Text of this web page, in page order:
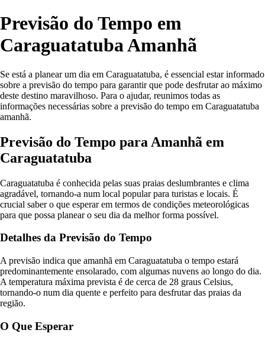
Previsão do Tempo em
Caraguatatuba Amanhã
Se está a planear um dia em Caraguatatuba, é essencial estar informado
sobre a previsão do tempo para garantir que pode desfrutar ao máximo
deste destino maravilhoso. Para o ajudar, reunimos todas as
informações necessárias sobre a previsão do tempo em Caraguatatuba
amanhã.
Previsão do Tempo para Amanhã em
Caraguatatuba
Caraguatatuba é conhecida pelas suas praias deslumbrantes e clima
agradável, tornando-a num local popular para turistas e locais. É
crucial saber o que esperar em termos de condições meteorológicas
para que possa planear o seu dia da melhor forma possível.
Detalhes da Previsão do Tempo
A previsão indica que amanhã em Caraguatatuba o tempo estará
predominantemente ensolarado, com algumas nuvens ao longo do dia.
A temperatura máxima prevista é de cerca de 28 graus Celsius,
tornando-o num dia quente e perfeito para desfrutar das praias da
região.
O Que Esperar